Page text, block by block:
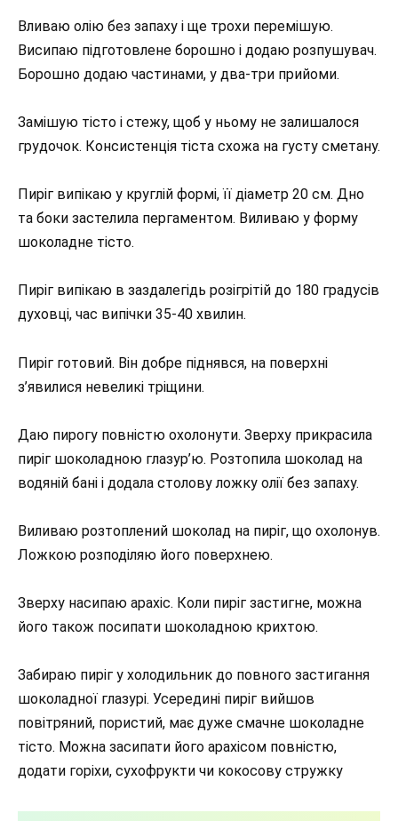
Вливаю олію без запаху і ще трохи перемішую.
Висипаю підготовлене борошно і додаю розпушувач.
Борошно додаю частинами, у два-три прийоми.
Замішую тісто і стежу, щоб у ньому не залишалося
грудочок. Консистенція тіста схожа на густу сметану.
Пиріг випікаю у круглій формі, її діаметр 20 см. Дно
та боки застелила пергаментом. Виливаю у форму
шоколадне тісто.
Пиріг випікаю в заздалегідь розігрітій до 180 градусів
духовці, час випічки 35-40 хвилин.
Пиріг готовий. Він добре піднявся, на поверхні
з’явилися невеликі тріщини.
Даю пирогу повністю охолонути. Зверху прикрасила
пиріг шоколадною глазур’ю. Розтопила шоколад на
водяній бані і додала столову ложку олії без запаху.
Виливаю розтоплений шоколад на пиріг, що охолонув.
Ложкою розподіляю його поверхнею.
Зверху насипаю арахіс. Коли пиріг застигне, можна
його також посипати шоколадною крихтою.
Забираю пиріг у холодильник до повного застигання
шоколадної глазурі. Усередині пиріг вийшов
повітряний, пористий, має дуже смачне шоколадне
тісто. Можна засипати його арахісом повністю,
додати горіхи, сухофрукти чи кокосову стружку